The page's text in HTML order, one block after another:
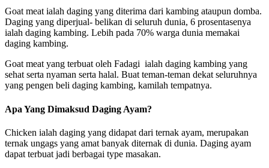
Goat meat ialah daging yang diterima dari kambing ataupun domba.
Daging yang diperjual- belikan di seluruh dunia, 6 prosentasenya
ialah daging kambing. Lebih pada 70% warga dunia memakai
daging kambing.
Goat meat yang terbuat oleh Fadagi ialah daging kambing yang
sehat serta nyaman serta halal. Buat teman-teman dekat seluruhnya
yang pengen beli daging kambing, kamilah tempatnya.
Apa Yang Dimaksud Daging Ayam?
Chicken ialah daging yang didapat dari ternak ayam, merupakan
ternak ungags yang amat banyak diternak di dunia. Daging ayam
dapat terbuat jadi berbagai type masakan.